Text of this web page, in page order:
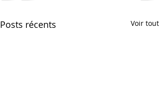
Posts récents Voir tout